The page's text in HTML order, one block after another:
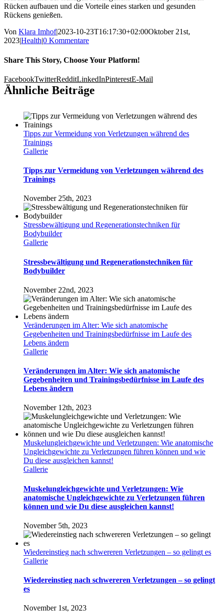
Rücken aufbauen und die Vorteile eines starken und gesunden
Rückens genießen.
Von Klara Imhof|2023-10-23T16:17:30+02:00Oktober 21st,
2023|Health|0 Kommentare
Share This Story, Choose Your Platform!
FacebookTwitterRedditLinkedInPinterestE-Mail
Ähnliche Beiträge
Tipps zur Vermeidung von Verletzungen während des
Trainings
Gallerie
Tipps zur Vermeidung von Verletzungen während des
Trainings
November 25th, 2023
Stressbewältigung und Regenerationstechniken für
Bodybuilder
Gallerie
Stressbewältigung und Regenerationstechniken für
Bodybuilder
November 22nd, 2023
Veränderungen im Alter: Wie sich anatomische
Gegebenheiten und Trainingsbedürfnisse im Laufe des
Lebens ändern
Gallerie
Veränderungen im Alter: Wie sich anatomische
Gegebenheiten und Trainingsbedürfnisse im Laufe des
Lebens ändern
November 12th, 2023
Muskelungleichgewichte und Verletzungen: Wie anatomische
Ungleichgewichte zu Verletzungen führen können und wie
Du diese ausgleichen kannst!
Gallerie
Muskelungleichgewichte und Verletzungen: Wie
anatomische Ungleichgewichte zu Verletzungen führen
können und wie Du diese ausgleichen kannst!
November 5th, 2023
Wiedereinstieg nach schwereren Verletzungen – so gelingt es
Gallerie
Wiedereinstieg nach schwereren Verletzungen – so gelingt
es
November 1st, 2023